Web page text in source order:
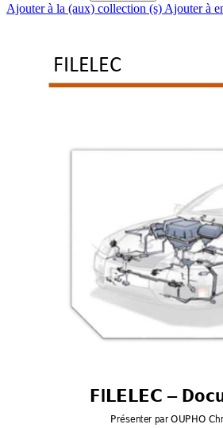
Ajouter à la (aux) collection (s) Ajouter à
FILELEC
FILELEC –
Présenter par OUPHO